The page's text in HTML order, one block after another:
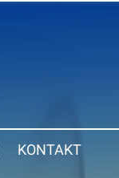
KONTAKT